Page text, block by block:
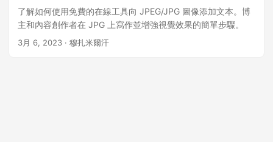
了解如何使用免費的在線工具向 JPEG/JPG 圖像添加文本。博
主和內容創作者在 JPG 上寫作並增強視覺效果的簡單步驟。
3月 6, 2023 · 穆扎米爾汗